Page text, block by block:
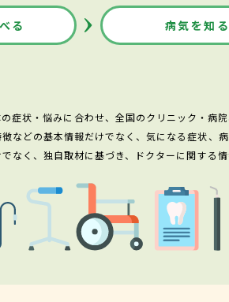
る 病気を知る
症状・悩みに合わせ、全国のクリニック・病
などの基本情報だけでなく、気になる症状、
なく、独自取材に基づき、ドクターに関する